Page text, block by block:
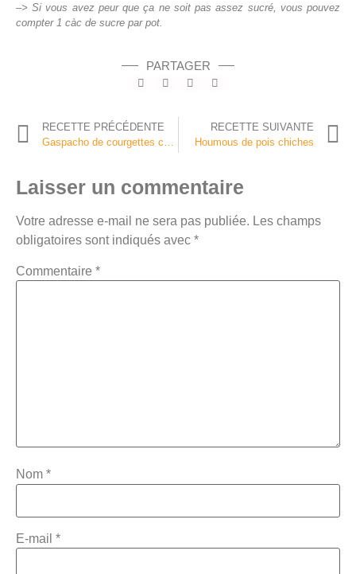
–>Si vous avez peur que ça ne soit pas assez sucré, vous pouvez
compter 1 càc de sucre par pot.
PARTAGER
RECETTE PRÉCÉDENTE
Gaspacho de courgettes chèvre et menthe
RECETTE SUIVANTE
Houmous de pois chiches
Laisser un commentaire
Votre adresse e-mail ne sera pas publiée. Les champs
obligatoires sont indiqués avec *
Commentaire *
Nom *
E-mail *